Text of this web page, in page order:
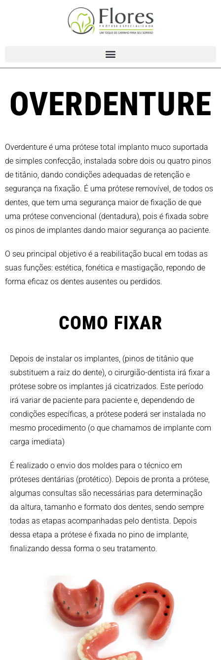
OVERDENTURE
Overdenture é uma prótese total implanto muco suportada
de simples confecção, instalada sobre dois ou quatro pinos
de titânio, dando condições adequadas de retenção e
segurança na fixação. É uma prótese removível, de todos os
dentes, que tem uma segurança maior de fixação de que
uma prótese convencional (dentadura), pois é fixada sobre
os pinos de implantes dando maior segurança ao paciente.
O seu principal objetivo é a reabilitação bucal em todas as
suas funções: estética, fonética e mastigação, repondo de
forma eficaz os dentes ausentes ou perdidos.
COMO FIXAR
Depois de instalar os implantes, (pinos de titânio que
substituem a raiz do dente), o cirurgião-dentista irá fixar a
prótese sobre os implantes já cicatrizados. Este período
irá variar de paciente para paciente e, dependendo de
condições específicas, a prótese poderá ser instalada no
mesmo procedimento (o que chamamos de implante com
carga imediata)
É realizado o envio dos moldes para o técnico em
próteses dentárias (protético). Depois de pronta a prótese,
algumas consultas são necessárias para determinação
da altura, tamanho e formato dos dentes, sendo sempre
todas as etapas acompanhadas pelo dentista. Depois
dessa etapa a prótese é fixada no pino de implante,
finalizando dessa forma o seu tratamento.